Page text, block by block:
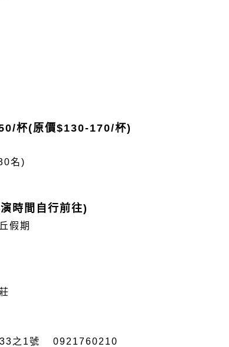
杯(原價$130-170/杯)
名)
時間自行前往)
假期
園
之1號 0921760210